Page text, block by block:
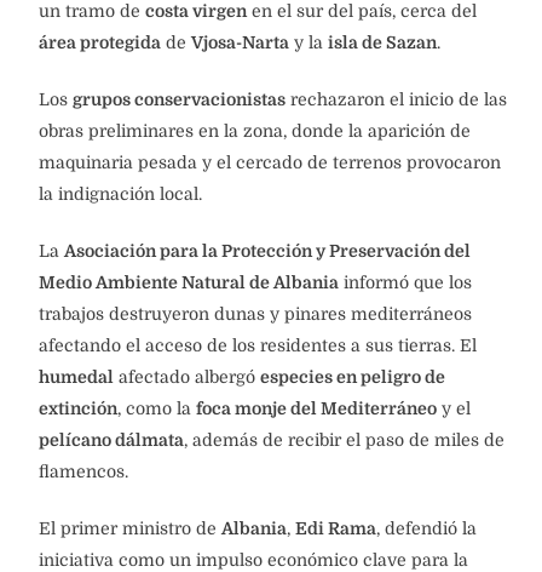
un tramo de costa virgenen el sur del país, cerca del
área protegida deVjosa-Narta y la isla de Sazan.
Los grupos conservacionistas rechazaron el inicio de las
obras preliminares en la zona, donde la aparición de
maquinaria pesada y el cercado de terrenos provocaron
la indignación local.
LaAsociación para la Protección y Preservación del
Medio Ambiente Natural de Albania informó que los
trabajos destruyeron dunas y pinares mediterráneos
afectando el acceso de los residentes a sus tierras. El
humedal afectado albergó especies en peligro de
extinción, como la foca monje del Mediterráneo y el
pelícano dálmata, además de recibir el paso de miles de
flamencos.
El primer ministro deAlbania, Edi Rama, defendió la
iniciativa como un impulso económico clave para la